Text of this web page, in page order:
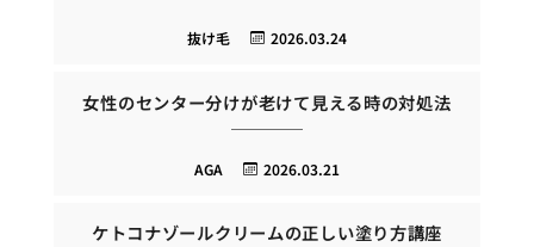
2026.03.24
抜け毛
女性のセンター分けが老けて見える時の対処法
2026.03.21
AGA
ケトコナゾールクリームの正しい塗り方講座